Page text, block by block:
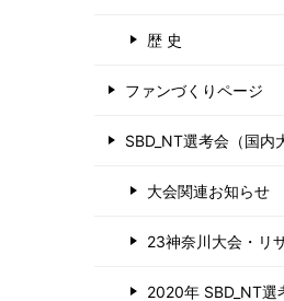
歴 史
ファンづくりページ
SBD_NT選考会（国内
大会関連お知らせ
23神奈川大会・リ
2020年 SBD_NT選